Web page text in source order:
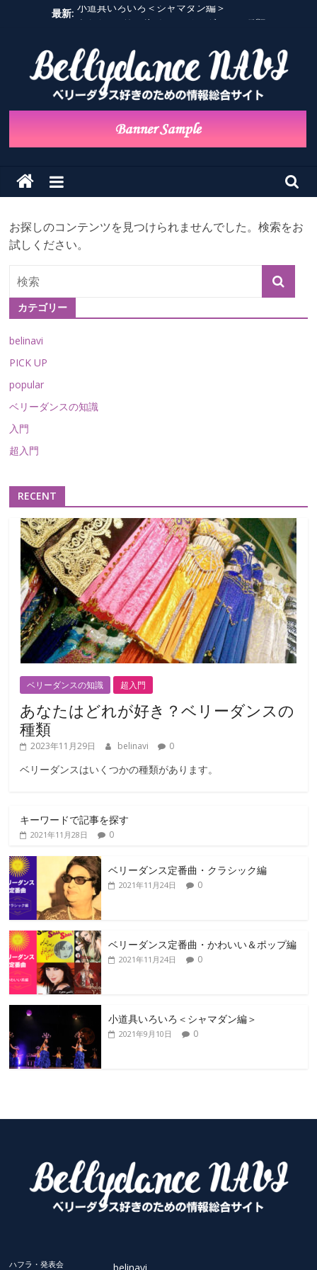
ス
ッ
最新: 小道具いろいろ＜シャマダン編＞
ベリーダンス定番曲・クラシック編
ベリーダンス定番曲・かわいい＆ポップ編
ベ
リ
ナ
ビ
リ
ー
ダ
ン
総
合
情
報
サ
イ
お探しのコンテンツを見つけられませんでした。検索をお
試しください。
カテゴリー
belinavi
PICK UP
popular
ベリーダンスの知識
入門
超入門
RECENT
ベリーダンスの知識 超入門
あなたはどれが好き？ベリーダンスの
種類
2023年11月29日 belinavi 0
ベリーダンスはいくつかの種類があります。
キーワードで記事を探す
2021年11月28日 0
ベリーダンス定番曲・クラシック編
2021年11月24日 0
ベリーダンス定番曲・かわいい＆ポップ編
2021年11月24日 0
小道具いろいろ＜シャマダン編＞
2021年9月10日 0
ハフラ・発表会